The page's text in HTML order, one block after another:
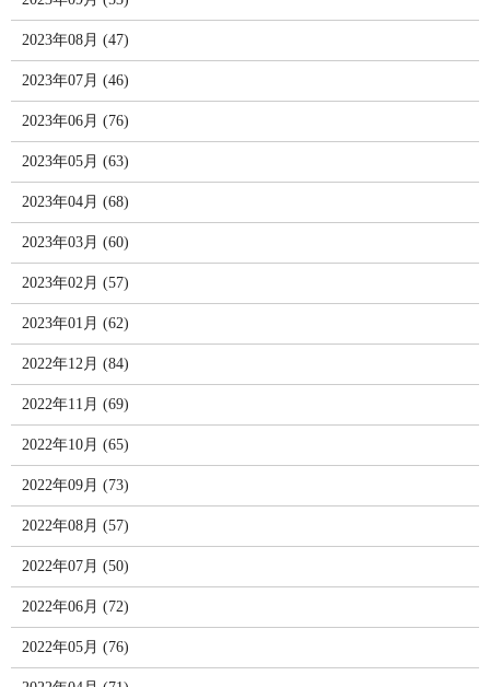
2023年08月 (47)
2023年07月 (46)
2023年06月 (76)
2023年05月 (63)
2023年04月 (68)
2023年03月 (60)
2023年02月 (57)
2023年01月 (62)
2022年12月 (84)
2022年11月 (69)
2022年10月 (65)
2022年09月 (73)
2022年08月 (57)
2022年07月 (50)
2022年06月 (72)
2022年05月 (76)